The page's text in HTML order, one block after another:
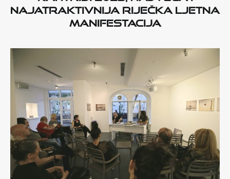
najatraktivnija riječka ljetna
manifestacija